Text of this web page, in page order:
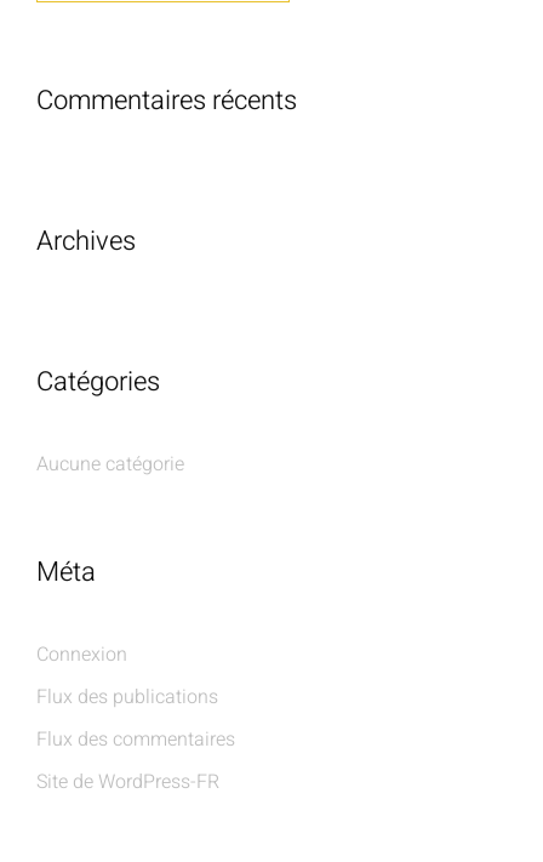
Commentaires récents
Archives
Catégories
Aucune catégorie
Méta
Connexion
Flux des publications
Flux des commentaires
Site de WordPress-FR